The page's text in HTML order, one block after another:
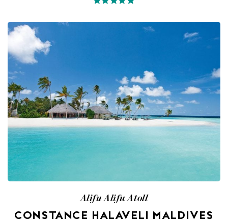
Alifu Alifu Atoll
CONSTANCE HALAVELI MALDIVES